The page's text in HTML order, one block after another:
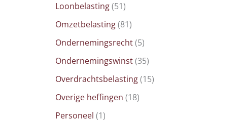
Loonbelasting(51)
Omzetbelasting(81)
Ondernemingsrecht(5)
Ondernemingswinst(35)
Overdrachtsbelasting(15)
Overige heffingen (18)
Personeel (1)